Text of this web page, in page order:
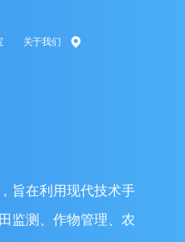
关于我们
旨在利用现代技术手
监测、作物管理、农